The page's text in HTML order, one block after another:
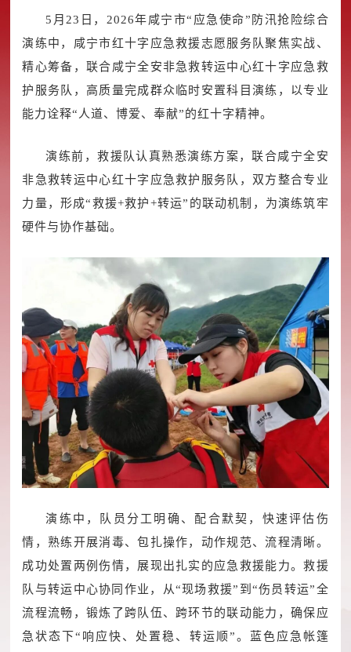
5月23日，2026年咸宁市“应急使命”防汛抢险综合
演练中，咸宁市红十字应急救援志愿服务队聚焦实战、
精心筹备，联合咸宁全安非急救转运中心红十字应急救
护服务队，高质量完成群众临时安置科目演练，以专业
能力诠释“人道、博爱、奉献”的红十字精神。
演练前，救援队认真熟悉演练方案，联合咸宁全安
非急救转运中心红十字应急救护服务队，双方整合专业
力量，形成“救援+救护+转运”的联动机制，为演练筑牢
硬件与协作基础。
演练中，队员分工明确、配合默契，快速评估伤
情，熟练开展消毒、包扎操作，动作规范、流程清晰。
成功处置两例伤情，展现出扎实的应急救援能力。救援
队与转运中心协同作业，从“现场救援”到“伤员转运”全
流程流畅，锻炼了跨队伍、跨环节的联动能力，确保应
急状态下“响应快、处置稳、转运顺”。蓝色应急帐篷